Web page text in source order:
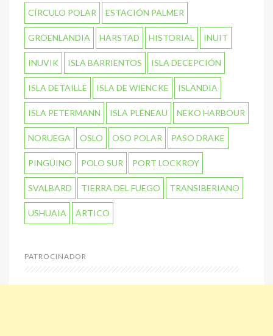
CÍRCULO POLAR ESTACIÓN PALMER
GROENLANDIA HARSTAD HISTORIAL INUIT
INUVIK ISLA BARRIENTOS ISLA DECEPCIÓN
ISLA DETAILLE ISLA DE WIENCKE ISLANDIA
ISLA PETERMANN ISLA PLÉNEAU NEKO HARBOUR
NORUEGA OSLO OSO POLAR PASO DRAKE
PINGÜINO POLO SUR PORT LOCKROY
SVALBARD TIERRA DEL FUEGO TRANSIBERIANO
USHUAIA ÁRTICO
PATROCINADOR